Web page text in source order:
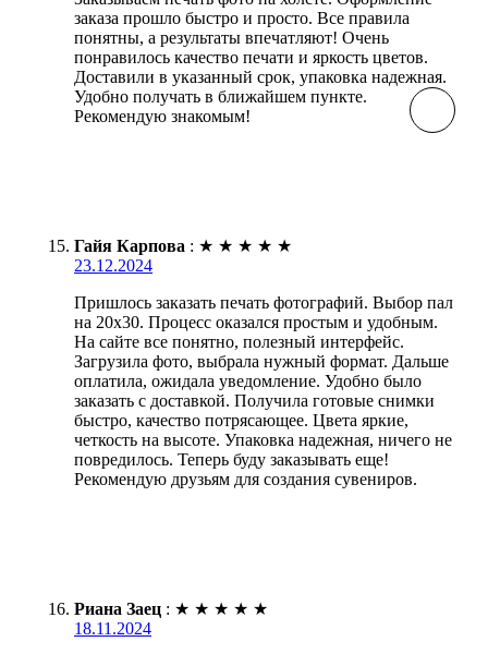
заказа прошло быстро и просто. Все правила
понятны, а результаты впечатляют! Очень
понравилось качество печати и яркость цветов.
Доставили в указанный срок, упаковка надежная.
Удобно получать в ближайшем пункте.
Рекомендую знакомым!
Гайя Карпова : ★ ★ ★ ★ ★
23.12.2024
Пришлось заказать печать фотографий. Выбор пал
на 20х30. Процесс оказался простым и удобным.
На сайте все понятно, полезный интерфейс.
Загрузила фото, выбрала нужный формат. Дальше
оплатила, ожидала уведомление. Удобно было
заказать с доставкой. Получила готовые снимки
быстро, качество потрясающее. Цвета яркие,
четкость на высоте. Упаковка надежная, ничего не
повредилось. Теперь буду заказывать еще!
Рекомендую друзьям для создания сувениров.
Риана Заец : ★ ★ ★ ★ ★
18.11.2024